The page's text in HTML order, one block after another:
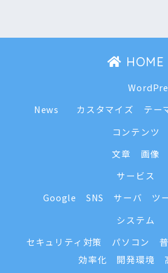
HOME
News
カスタマイズ
テー
コンテンツ
文章
画像
サービス
Google
SNS サーバ ツ
システム
セキュリティ対策
パソコン
効率化
開発環境